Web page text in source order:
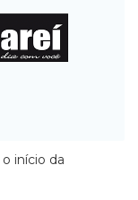
início da